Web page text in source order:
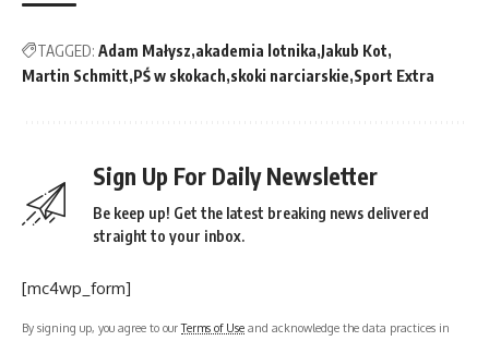
TAGGED: Adam Małysz akademia lotnika Jakub Kot
Martin Schmitt PŚ w skokach skoki narciarskie Sport Extra
Sign Up For Daily Newsletter
Be keep up! Get the latest breaking news delivered
straight to your inbox.
[mc4wp_form]
By signing up, you agree to ourTerms of Use and acknowledge the data practices in